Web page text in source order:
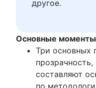
Принципы
Показатели
Отличия
Примеры
другое.
Основные моменты
Три основных
составляют
по